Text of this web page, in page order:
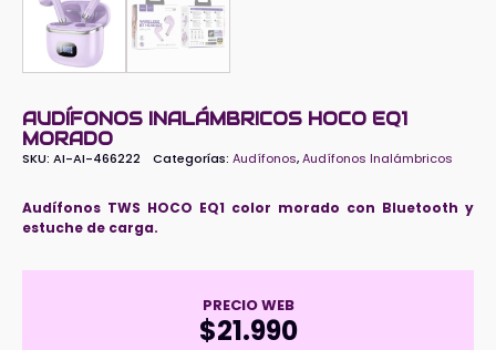
AUDÍFONOS INALÁMBRICOS HOCO EQ1
MORADO
SKU: AI-AI-466222 Categorías: Audífonos,Audífonos Inalámbricos
Audífonos TWS HOCO EQ1 color morado con Bluetooth y
estuche de carga.
PRECIO WEB
$21.990